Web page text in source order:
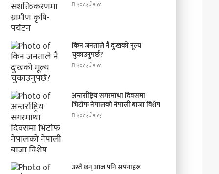
२०८३ जेष्ठ १८
किन जनताले नै दुःखको मूल्य
चुकाउनुपर्छ?
२०८३ जेष्ठ १८
अन्तर्राष्ट्रिय सगरमाथा दिवसमा
भिटाेफ नेपालकाे नेपाली बाजा विशेष
२०८३ जेष्ठ १५
उस्तै छन् आज पनि सपनाहरू